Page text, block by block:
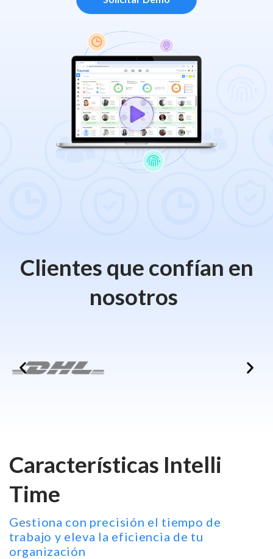
Clientes que confían en
nosotros
Características Intelli
Time
Gestiona con precisión el tiempo de
trabajo y eleva la eficiencia de tu
organización